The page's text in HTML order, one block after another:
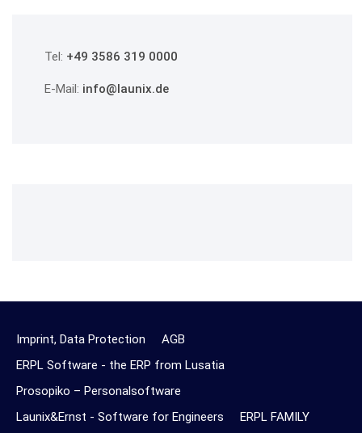
Tel: +49 3586 319 0000
E-Mail: info@launix.de
Imprint, Data Protection
AGB
ERPL Software - the ERP from Lusatia
Prosopiko – Personalsoftware
Launix&Ernst - Software for Engineers
ERPL FAMILY